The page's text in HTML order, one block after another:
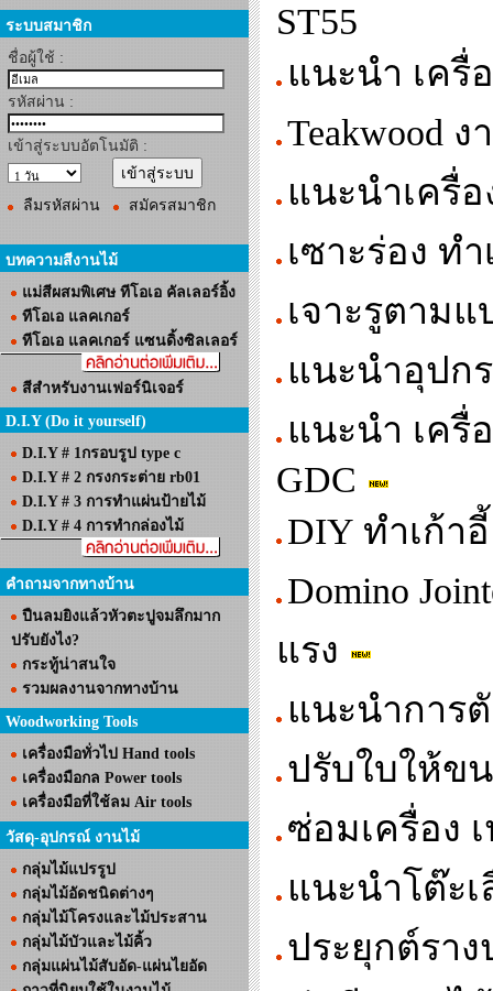
ระบบสมาชิก
ชื่อผู้ใช้ :
รหัสผ่าน :
เข้าสู่ระบบอัตโนมัติ :
ลืมรหัสผ่าน สมัครสมาชิก
บทความสีงานไม้
แม่สีผสมพิเศษ ทีโอเอ คัลเลอร์อิ้ง
ทีโอเอ แลคเกอร์
ทีโอเอ แลคเกอร์ แซนดิ้งซิลเลอร์
สีสำหรับงานเฟอร์นิเจอร์
D.I.Y (Do it yourself)
D.I.Y # 1กรอบรูป type c
D.I.Y # 2 กรงกระต่าย rb01
D.I.Y # 3 การทำแผ่นป้ายไม้
D.I.Y # 4 การทำกล่องไม้
คำถามจากทางบ้าน
ปืนลมยิงแล้วหัวตะปูจมลึกมาก
ปรับยังไง?
กระทู้น่าสนใจ
รวมผลงานจากทางบ้าน
Woodworking Tools
เครื่องมือทั่วไป Hand tools
เครื่องมือกล Power tools
เครื่องมือที่ใช้ลม Air tools
วัสดุ-อุปกรณ์ งานไม้
กลุ่มไม้แปรรูป
กลุ่มไม้อัดชนิดต่างๆ
กลุ่มไม้โครงและไม้ประสาน
กลุ่มไม้บัวและไม้คิ้ว
กลุ่มแผ่นไม้สับอัด-แผ่นไยอัด
ST55
แนะนำ เครื่
Teakwood
แนะนำเครื่อ
เซาะร่อง ท
เจาะรูตาม
แนะนำอุปก
แนะนำ เครื่
GDC
DIY ทำเก้าอี้
Domino
แรง
แนะนำการ
ปรับใบให้ขน
ซ่อมเครื่อง
แนะนำโต๊ะ
ประยุกต์รา